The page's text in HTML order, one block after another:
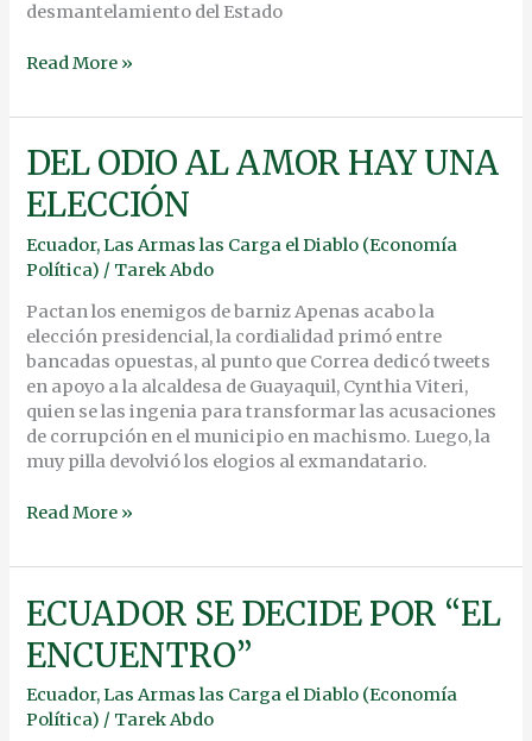
desmantelamiento del Estado
Read More »
DEL ODIO AL AMOR HAY UNA
ELECCIÓN
Ecuador,Las Armas las Carga el Diablo (Economía
Política) / Tarek Abdo
Pactan los enemigos de barniz Apenas acabo la
elección presidencial, la cordialidad primó entre
bancadas opuestas, al punto que Correa dedicó tweets
en apoyo a la alcaldesa de Guayaquil, Cynthia Viteri,
quien se las ingenia para transformar las acusaciones
de corrupción en el municipio en machismo. Luego, la
muy pilla devolvió los elogios al exmandatario.
DEL
ODIO
AL
HAY
UNA
ELECCIÓN
Read More »
ECUADOR SE DECIDE POR “EL
ENCUENTRO”
Ecuador,Las Armas las Carga el Diablo (Economía
Política) / Tarek Abdo
ECUADOR
SE
DECIDE
“EL
ENCUENTRO”